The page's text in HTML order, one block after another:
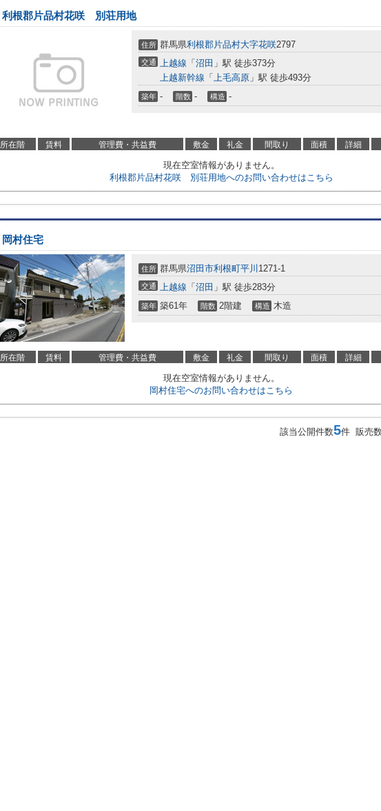
利根郡片品村花咲 別荘用地
住所 群馬県利根郡片品村大字花咲2797
交通 上越線 「 沼田 」駅 徒歩373分
上越新幹線 「 上毛高原 」駅 徒歩493分
築年 - 階数 - 構造 -
所在階 賃料 管理費・共益費 敷金 礼金 間取り 面積 詳細
現在空室情報がありません。
利根郡片品村花咲 別荘用地へのお問い合わせはこちら
岡村住宅
住所 群馬県沼田市利根町平川 1271-1
交通 上越線 「 沼田 」駅 徒歩283分
築年 築61年 階数 2階建 構造 木造
所在階 賃料 管理費・共益費 敷金 礼金 間取り 面積 詳細
現在空室情報がありません。
岡村住宅へのお問い合わせはこちら
該当公開件数5件 販売